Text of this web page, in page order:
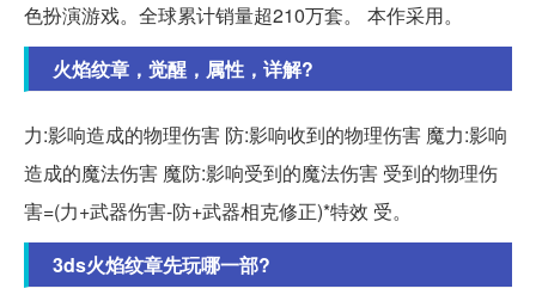
色扮演游戏。全球累计销量超210万套。 本作采用。
火焰纹章，觉醒，属性，详解?
力:影响造成的物理伤害 防:影响收到的物理伤害 魔力:影响
造成的魔法伤害 魔防:影响受到的魔法伤害 受到的物理伤
害=(力+武器伤害-防+武器相克修正)*特效 受。
3ds火焰纹章先玩哪一部?